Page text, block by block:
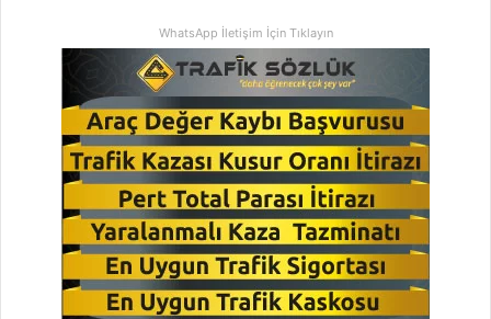
WhatsApp İletişim İçin Tıklayın